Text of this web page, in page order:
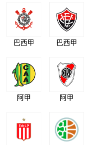
巴西甲 巴西甲
阿甲 阿甲